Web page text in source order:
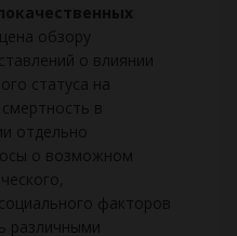
обзору
о влиянии
статуса на
в
отдельно
о возможном
факторов
различными